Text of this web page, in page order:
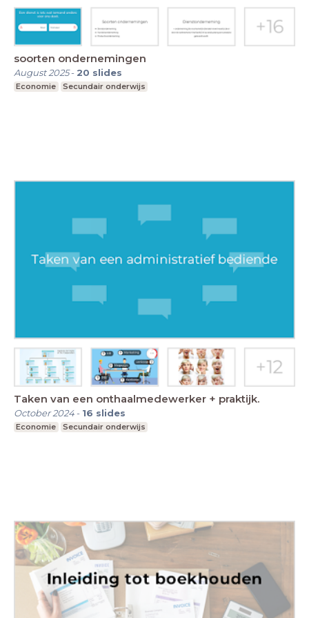
soorten ondernemingen
August 2025- 20 slides
Economie Secundair onderwijs
Taken van een onthaalmedewerker + praktijk.
October 2024- 16 slides
Economie Secundair onderwijs